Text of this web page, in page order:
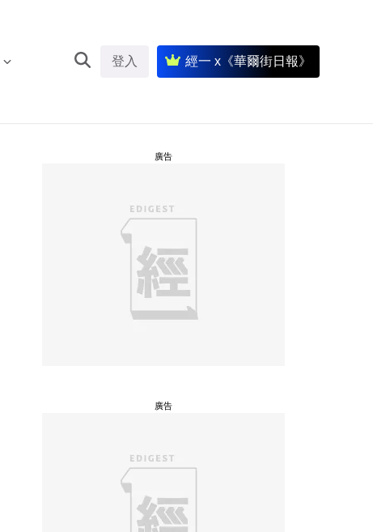
登入 經一 x《華爾街日報》
廣告
廣告